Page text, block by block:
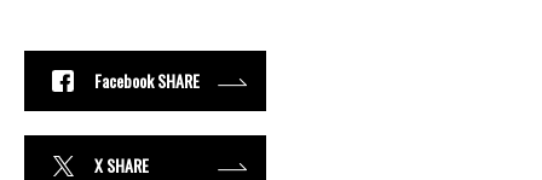
Facebook SHARE
X SHARE